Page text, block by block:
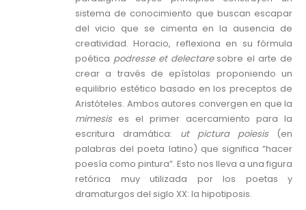
sistema de conocimiento que buscan escapar
del vicio que se cimenta en la ausencia de
creatividad. Horacio, reflexiona en su fórmula
poética podresse et delectaresobre el arte de
crear a través de epístolas proponiendo un
equilibrio estético basado en los preceptos de
Aristóteles. Ambos autores convergen en que la
mimesises el primer acercamiento para la
escritura dramática: ut pictura poiesis
(en
palabras del poeta latino) que significa “hacer
poesía como pintura”. Esto nos lleva a una figura
retórica muy utilizada por los poetas y
dramaturgos del siglo XX: la hipotiposis.